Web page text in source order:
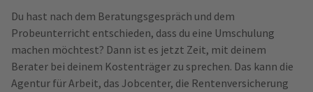
Du hast nach dem Beratungsgespräch und dem
Probeunterricht entschieden, dass du eine Umschulung
machen möchtest? Dann ist es jetzt Zeit, mit deinem
Berater bei deinem Kostenträger zu sprechen. Das kann die
Agentur für Arbeit, das Jobcenter, die Rentenversicherung